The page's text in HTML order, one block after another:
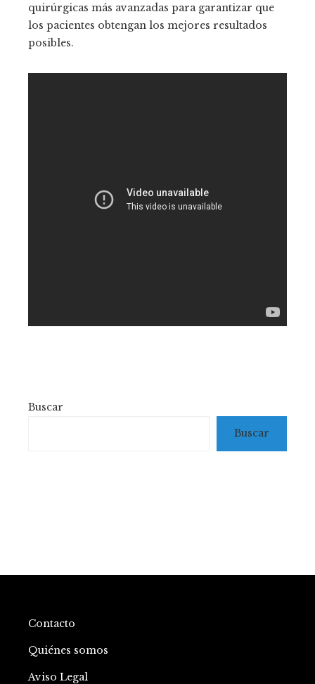
quirúrgicas más avanzadas para garantizar que
los pacientes obtengan los mejores resultados
posibles.
Buscar
Buscar
Contacto
Quiénes somos
Aviso Legal